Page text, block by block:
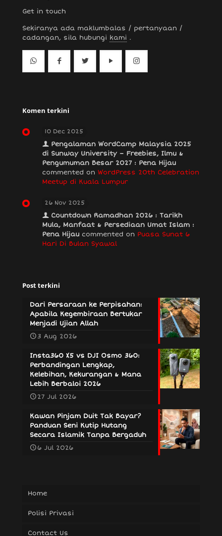
Get in touch
Sekiranya ada maklumbalas / pertanyaan /
cadangan, sila hubungi kami .
Komen terkini
10 Dec 2025
Pengalaman WordCamp Malaysia 2025
di Sunway University – Freebies, Ilmu &
Pengumuman Besar 2027 : Pena Hijau
commented on WordPress 20th Celebration
Meetup di Kuala Lumpur
26 Nov 2025
Countdown Ramadhan 2026 : Tarikh
Mula, Manfaat & Persediaan Umat Islam :
Pena Hijau commented on Puasa Sunat 6
Hari Di Bulan Syawal
Post terkini
Dari Persaraan ke Perpisahan:
Apabila Kegembiraan Bertukar
Menjadi Ujian Allah
3 Aug 2026
Insta360 X5 vs DJI Osmo 360:
Perbandingan Lengkap,
Kelebihan, Kekurangan & Mana
Lebih Berbaloi 2026
27 Jul 2026
Kawan Pinjam Duit Tak Bayar?
Panduan Seni Kutip Hutang
Secara Islamik Tanpa Bergaduh
6 Jul 2026
Home
Polisi Privasi
Contact Us